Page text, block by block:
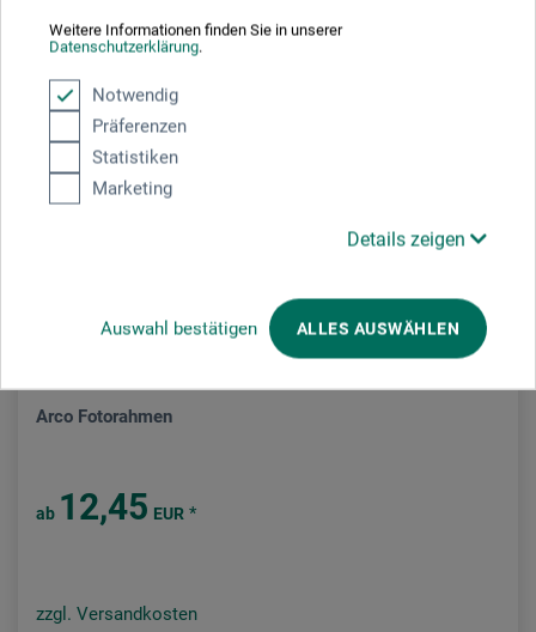
Weitere Informationen finden Sie in unserer
Datenschutzerklärung.
Notwendig
Präferenzen
Statistiken
Marketing
Details zeigen
Auswahl bestätigen ALLES AUSWÄHLEN
Arco Fotorahmen
ab 12,45 EUR *
zzgl. Versandkosten